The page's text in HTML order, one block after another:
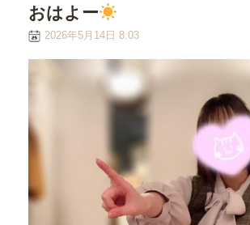
おはよー
2026年5月14日 8:03